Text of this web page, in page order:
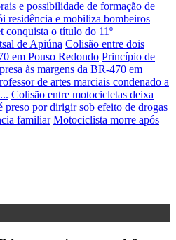
e possibilidade de formação de
residência e mobiliza bombeiros
conquista o título do 11º
de Apiúna Colisão entre dois
em Pouso Redondo Princípio de
às margens da BR-470 em
de artes marciais condenado a
Colisão entre motocicletas deixa
preso por dirigir sob efeito de drogas
familiar Motociclista morre após